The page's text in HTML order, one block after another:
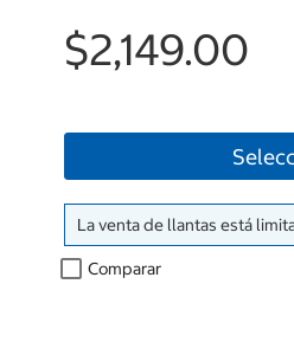
$2,149.00
La venta de llantas está
Comparar